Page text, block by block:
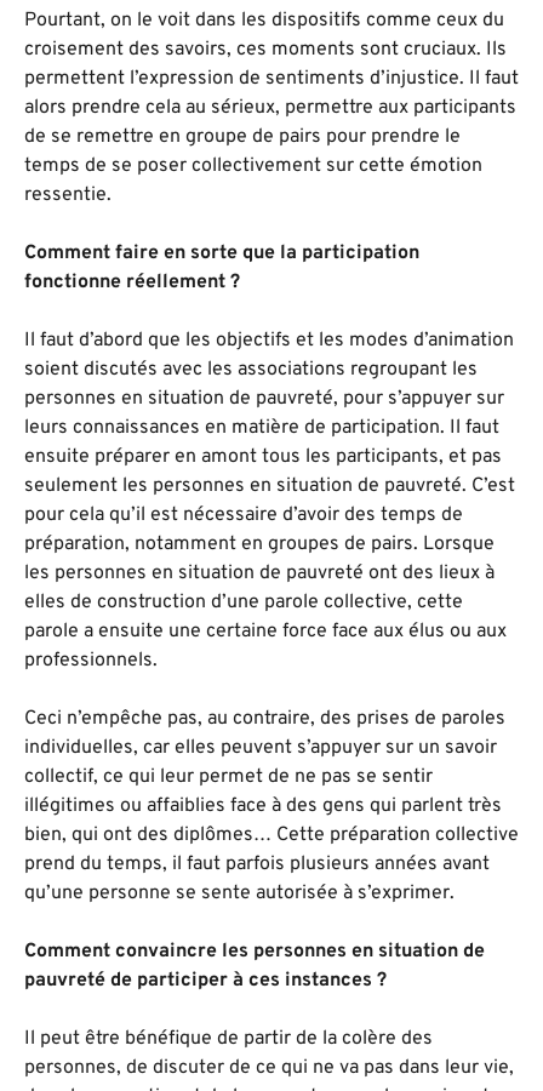
Pourtant, on le voit dans les dispositifs comme ceux du
croisement des savoirs, ces moments sont cruciaux. Ils
permettent l’expression de sentiments d’injustice. Il faut
alors prendre cela au sérieux, permettre aux participants
de se remettre en groupe de pairs pour prendre le
temps de se poser collectivement sur cette émotion
ressentie.
Comment faire en sorte que la participation
fonctionne réellement ?
Il faut d’abord que les objectifs et les modes d’animation
soient discutés avec les associations regroupant les
personnes en situation de pauvreté, pour s’appuyer sur
leurs connaissances en matière de participation. Il faut
ensuite préparer en amont tous les participants, et pas
seulement les personnes en situation de pauvreté. C’est
pour cela qu’il est nécessaire d’avoir des temps de
préparation, notamment en groupes de pairs. Lorsque
les personnes en situation de pauvreté ont des lieux à
elles de construction d’une parole collective, cette
parole a ensuite une certaine force face aux élus ou aux
professionnels.
Ceci n’empêche pas, au contraire, des prises de paroles
individuelles, car elles peuvent s’appuyer sur un savoir
collectif, ce qui leur permet de ne pas se sentir
illégitimes ou affaiblies face à des gens qui parlent très
bien, qui ont des diplômes… Cette préparation collective
prend du temps, il faut parfois plusieurs années avant
qu’une personne se sente autorisée à s’exprimer.
Comment convaincre les personnes en situation de
pauvreté de participer à ces instances ?
Il peut être bénéfique de partir de la colère des
personnes, de discuter de ce qui ne va pas dans leur vie,